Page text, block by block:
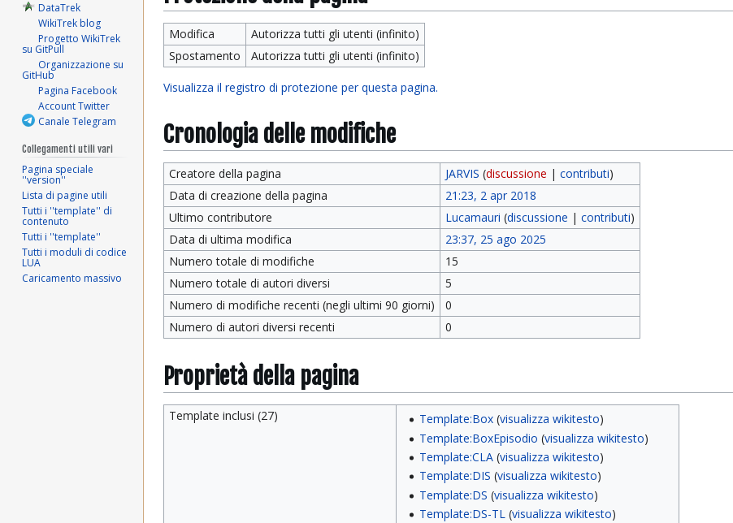
Modifica
Autorizza tutti gli utenti (infinito)
Spostamento
Autorizza tutti gli utenti (infinito)
Visualizza il registro di protezione per questa pagina.
Cronologia delle modifiche
Creatore della pagina JARVIS (discussione | contributi)
Data di creazione della pagina
21:23, 2 apr 2018
Ultimo contributore
Lucamauri (discussione | contributi)
Data di ultima modifica
23:37, 25 ago 2025
Numero totale di modifiche
15
Numero totale di autori diversi
5
Numero di modifiche recenti (negli ultimi 90 giorni)
0
Numero di autori diversi recenti
0
Proprietà della pagina
Template inclusi (27) Template:Box(visualizza wikitesto)
Template:BoxEpisodio (visualizza wikitesto)
Template:CLA(visualizza wikitesto)
Template:DIS (visualizza wikitesto)
Template:DS (visualizza wikitesto)
Template:DS-TL(visualizza wikitesto)
DataTrek
WikiTrek blog
Progetto WikiTrek
su GitPull
Organizzazione su
GitHub
Pagina Facebook
Account Twitter
Canale Telegram
Collegamenti utili vari
Pagina speciale
''version''
Lista di pagine utili
Tutti i ''template'' di
contenuto
Tutti i ''template''
Tutti i moduli di codice
LUA
Caricamento massivo